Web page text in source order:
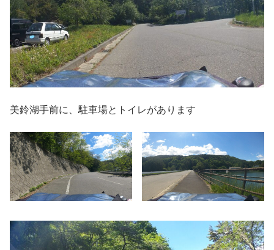
美鈴湖手前に、駐車場とトイレがあります